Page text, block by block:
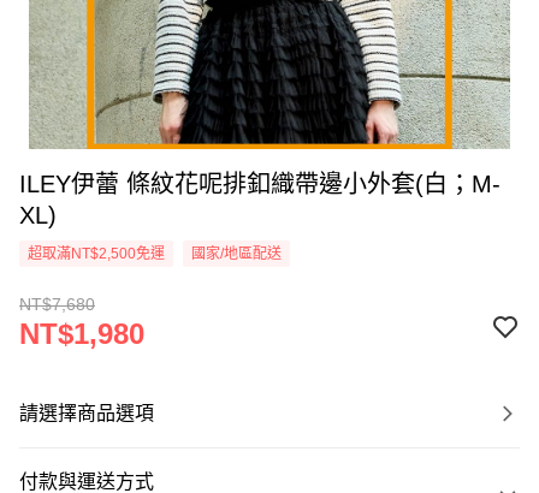
ILEY伊蕾 條紋花呢排釦織帶邊小外套(白；M-
XL)
超取滿NT$2,500免運 國家/地區配送
NT$7,680
NT$1,980
請選擇商品選項
付款與運送方式